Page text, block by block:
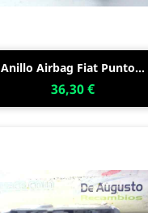
Anillo Airbag Fiat Punto...
36,30 €